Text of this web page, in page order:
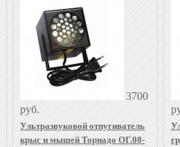
3700
руб.
Ультразвуковой отпугиватель
крыс и мышей Торнадо ОГ.08-